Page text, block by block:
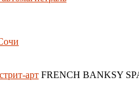
арт FRENCH BANKSY